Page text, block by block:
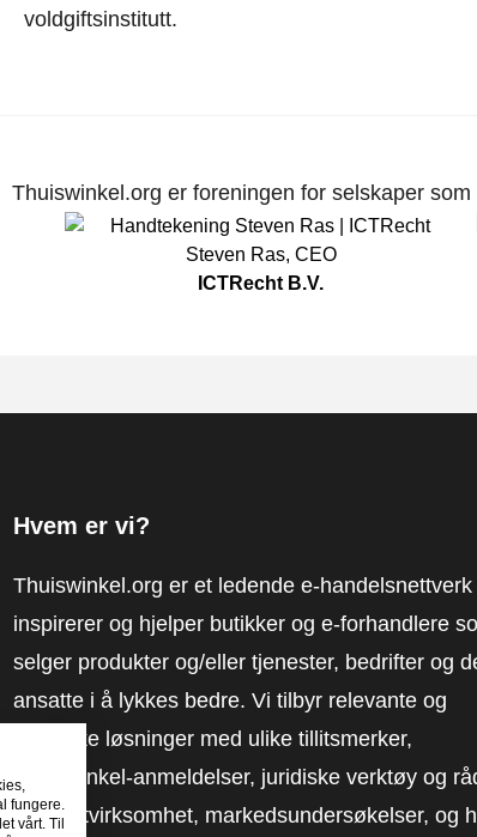
voldgiftsinstitutt.
Thuiswinkel.org er foreningen for selskaper
Steven Ras, CEO
ICTRecht B.V.
Hvem er vi?
Thuiswinkel.org er et ledende e-handelsnettverk
inspirerer og hjelper butikker og e-forhandlere
selger produkter og/eller tjenester, bedrifter og
ansatte i å lykkes bedre. Vi tilbyr relevante og
praktiske løsninger med ulike tillitsmerker,
Thuiswinkel-anmeldelser, juridiske verktøy og
advokatvirksomhet, markedsundersøkelser, og
fungere.
vårt. Til